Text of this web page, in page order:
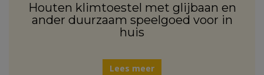
Houten klimtoestel met glijbaan en
ander duurzaam speelgoed voor in
huis
Lees meer